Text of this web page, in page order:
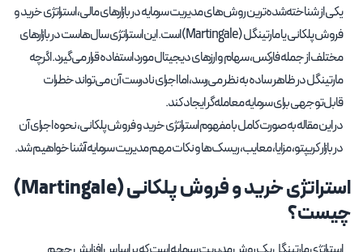
یکی از شناخته‌شده‌ترین روش‌های مدیریت سرمایه در بازارهای مالی، استراتژی خرید و
فروش پلکانی یا مارتینگل (Martingale) است. این استراتژی سال‌هاست در بازارهای
مختلف از جمله فارکس، سهام و ارزهای دیجیتال مورد استفاده قرار می‌گیرد. اگرچه
مارتینگل در ظاهر ساده به نظر می‌رسد، اما اجرای نادرست آن می‌تواند خطرات
قابل‌توجهی برای سرمایه معامله‌گر ایجاد کند.
در این مقاله به صورت کامل با مفهوم استراتژی خرید و فروش پلکانی، نحوه اجرای آن
در بازار کریپتو، مزایا، معایب، ریسک‌ها و نکات مهم مدیریت سرمایه آشنا خواهیم شد.
استراتژی خرید و فروش پلکانی (Martingale)
چیست؟